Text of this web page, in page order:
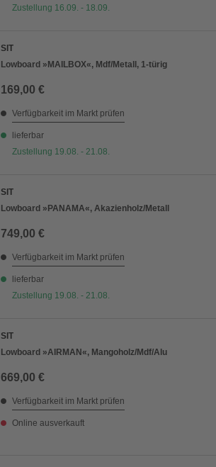
Zustellung 16.09. - 18.09.
SIT
Lowboard »MAILBOX«, Mdf/Metall, 1-türig
169,00 €
Verfügbarkeit im Markt prüfen
lieferbar
Zustellung 19.08. - 21.08.
SIT
Lowboard »PANAMA«, Akazienholz/Metall
749,00 €
Verfügbarkeit im Markt prüfen
lieferbar
Zustellung 19.08. - 21.08.
SIT
Lowboard »AIRMAN«, Mangoholz/Mdf/Alu
669,00 €
Verfügbarkeit im Markt prüfen
Online ausverkauft